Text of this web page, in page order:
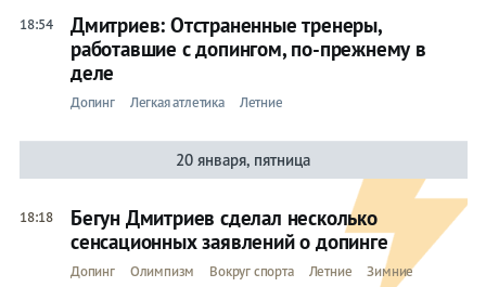
18:54
Дмитриев: Отстраненные тренеры,
работавшие с допингом, по-прежнему в
деле
Допинг Легкая атлетика Летние
20 января, пятница
18:18
Бегун Дмитриев сделал несколько
сенсационных заявлений о допинге
Допинг Олимпизм Вокруг спорта Летние Зимние